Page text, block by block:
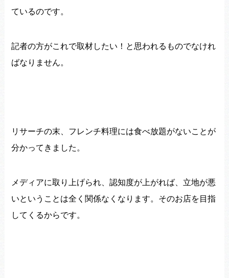
ているのです。
記者の方がこれで取材したい！ と思われるものでなけれ
ばなりません。
リサーチの末、 フレンチ料理には食べ放題がないことが
分かってきました。
メディアに取り上げられ、認知度が上がれば、 立地が悪
いということは全く関係なくなります。 そのお店を目指
してくるからです。